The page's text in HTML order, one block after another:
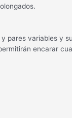
pares variables y
encarar